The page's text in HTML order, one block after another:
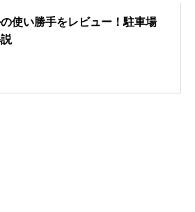
使い勝手をレビュー！駐車場